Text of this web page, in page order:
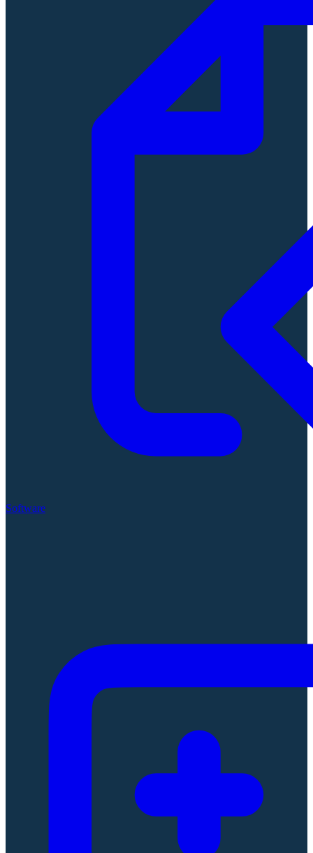
Software